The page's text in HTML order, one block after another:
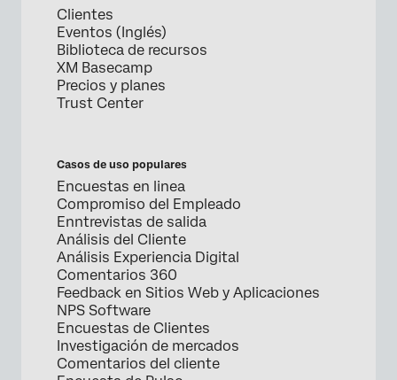
Clientes
Eventos (Inglés)
Biblioteca de recursos
XM Basecamp
Precios y planes
Trust Center
Casos de uso populares
Encuestas en linea
Compromiso del Empleado
Enntrevistas de salida
Análisis del Cliente
Análisis Experiencia Digital
Comentarios 360
Feedback en Sitios Web y Aplicaciones
NPS Software
Encuestas de Clientes
Investigación de mercados
Comentarios del cliente